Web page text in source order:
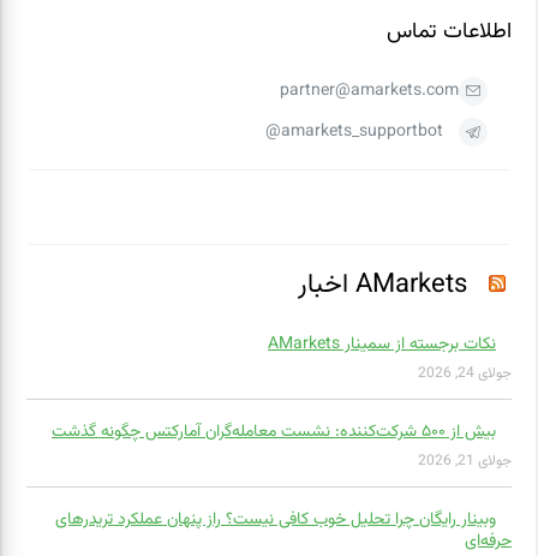
اطلاعات تماس
partner@amarkets.com
amarkets_supportbot@
AMarkets اخبار
نکات برجسته از سمینار AMarkets
جولای 24, 2026
بیش از ۵۰۰ شرکت‌کننده: نشست معامله‌گران آمارکتس چگونه گذشت
جولای 21, 2026
وبینار رایگان چرا تحلیل خوب کافی نیست؟ راز پنهان عملکرد تریدرهای
حرفه‌ای